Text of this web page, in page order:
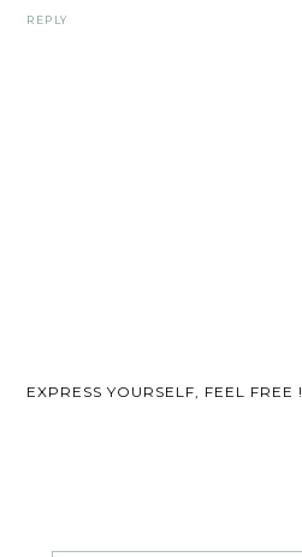
REPLY
EXPRESS YOURSELF, FEEL FREE !